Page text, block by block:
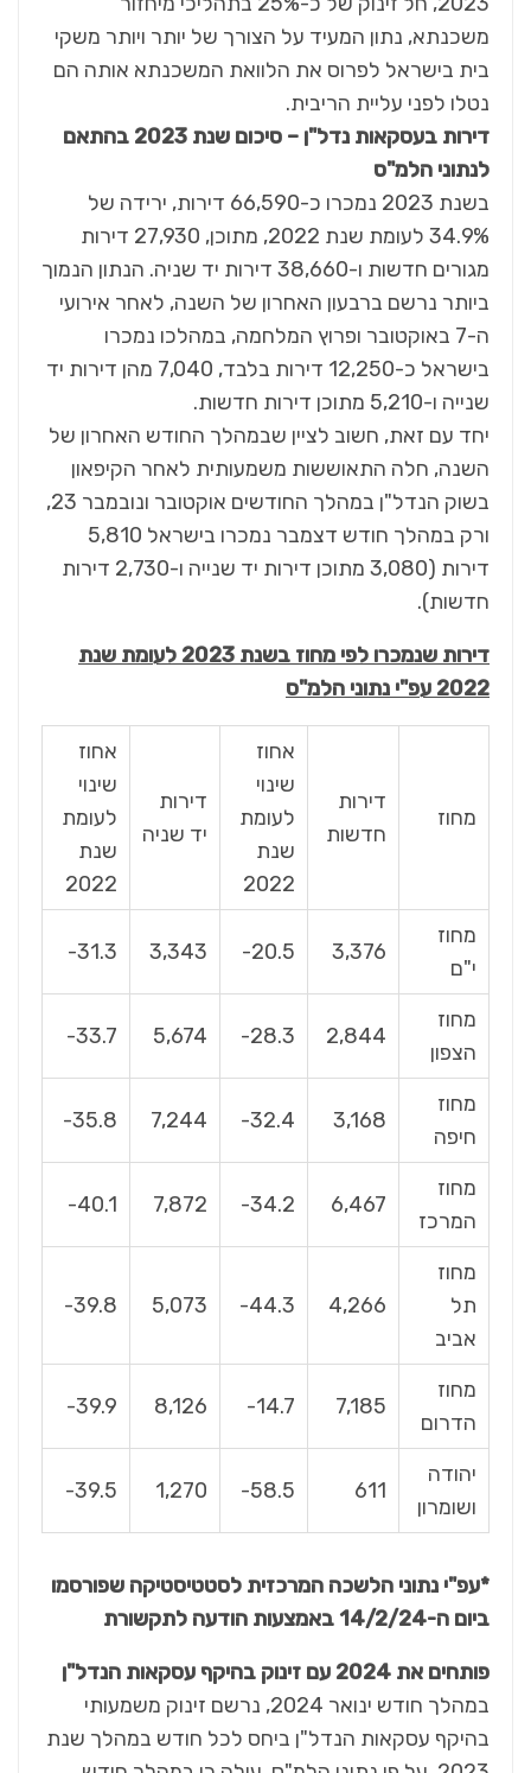
משכנתא, נתון המעיד על הצורך של יותר ויותר משקי
בית בישראל לפרוס את הלוואת המשכנתא אותה הם
נטלו לפני עליית הריבית.
דירות בעסקאות נדל"ן – סיכום שנת 2023 בהתאם
לנתוני הלמ"ס
בשנת 2023 נמכרו כ-66,590 דירות, ירידה של
34.9% לעומת שנת 2022, מתוכן, 27,930 דירות
מגורים חדשות ו-38,660 דירות יד שניה. הנתון הנמוך
ביותר נרשם ברבעון האחרון של השנה, לאחר אירועי
ה-7 באוקטובר ופרוץ המלחמה, במהלכו נמכרו
בישראל כ-12,250 דירות בלבד, 7,040 מהן דירות יד
שנייה ו-5,210 מתוכן דירות חדשות.
יחד עם זאת, חשוב לציין שבמהלך החודש האחרון של
השנה, חלה התאוששות משמעותית לאחר הקיפאון
בשוק הנדל"ן במהלך החודשים אוקטובר ונובמבר 23,
ורק במהלך חודש דצמבר נמכרו בישראל 5,810
דירות (3,080 מתוכן דירות יד שנייה ו-2,730 דירות
חדשות).
דירות שנמכרו לפי מחוז בשנת 2023 לעומת שנת
2022 עפ"י נתוני הלמ"ס
מחוז
דירות
חדשות
אחוז
שינוי
לעומת
שנת
2022
דירות
יד שניה
אחוז
שינוי
לעומת
שנת
2022
מחוז
י"ם
3,376
20.5-
3,343
31.3-
מחוז
הצפון
2,844
28.3-
5,674
33.7-
מחוז
חיפה
3,168
32.4-
7,244
35.8-
מחוז
המרכז
6,467
34.2-
7,872
40.1-
מחוז
תל
אביב
4,266
44.3-
5,073
39.8-
מחוז
הדרום
7,185
14.7-
8,126
39.9-
יהודה
ושומרון
611
58.5-
1,270
39.5-
*עפ"י נתוני הלשכה המרכזית לסטטיסטיקה שפורסמו
ביום ה-14/2/24 באמצעות הודעה לתקשורת
פותחים את 2024 עם זינוק בהיקף עסקאות הנדל"ן
במהלך חודש ינואר 2024, נרשם זינוק משמעותי
בהיקף עסקאות הנדל"ן ביחס לכל חודש במהלך שנת